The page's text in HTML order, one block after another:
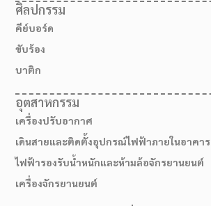
ศิลปกรรม
คีย์บอร์ด
ขับร้อง
บาติก
อุตสาหกรรม
เครื่องปรับอากาศ
เดินสายและติดตั้งอุปกรณ์ไฟฟ้าภายในอาคาร
ไฟฟ้ารองรับน้ำหนักและห้ามล้อจักรยานยนต์
เครื่องจักรยานยนต์